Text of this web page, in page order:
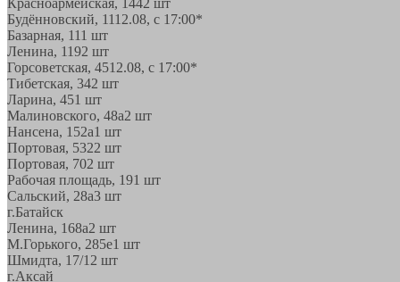
Будённовский, 1112.08, с 17:00*
Базарная, 111 шт
Ленина, 1192 шт
Горсоветская, 4512.08, с 17:00*
Тибетская, 342 шт
Ларина, 451 шт
Малиновского, 48а2 шт
Нансена, 152а1 шт
Портовая, 5322 шт
Портовая, 702 шт
Рабочая площадь, 191 шт
Сальский, 28a3 шт
г.Батайск
Ленина, 168а2 шт
М.Горького, 285е1 шт
Шмидта, 17/1 2 шт
г.Аксай